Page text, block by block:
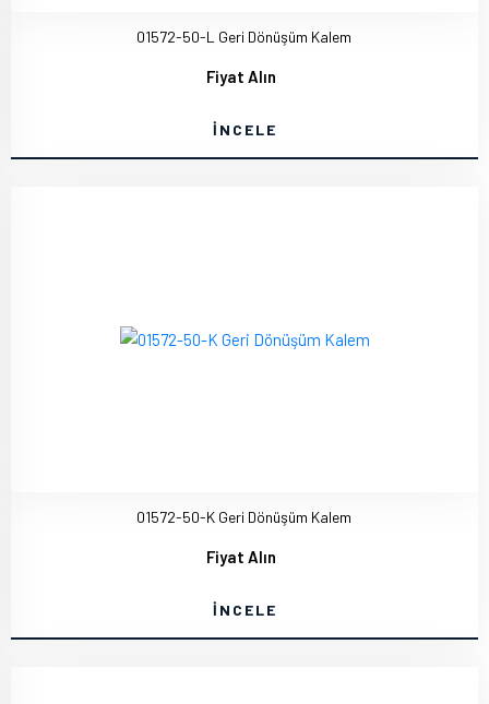
01572-50-L Geri Dönüşüm Kalem
Fiyat Alın
İNCELE
01572-50-K Geri Dönüşüm Kalem
Fiyat Alın
İNCELE